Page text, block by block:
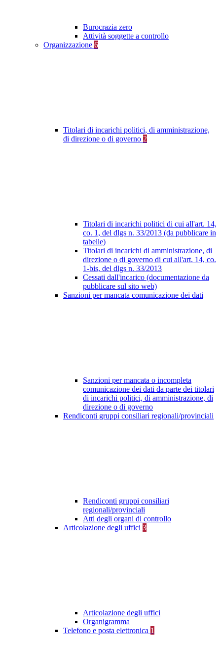
Burocrazia zero
Attività soggette a controllo
Organizzazione 6
Titolari di incarichi politici, di amministrazione,
di direzione o di governo 2
Titolari di incarichi politici di cui all'art. 14,
co. 1, del dlgs n. 33/2013 (da pubblicare in
tabelle)
Titolari di incarichi di amministrazione, di
direzione o di governo di cui all'art. 14, co.
1-bis, del dlgs n. 33/2013
Cessati dall'incarico (documentazione da
pubblicare sul sito web)
Sanzioni per mancata comunicazione dei dati
Sanzioni per mancata o incompleta
comunicazione dei dati da parte dei titolari
di incarichi politici, di amministrazione, di
direzione o di governo
Rendiconti gruppi consiliari regionali/provinciali
Rendiconti gruppi consiliari
regionali/provinciali
Atti degli organi di controllo
Articolazione degli uffici 3
Articolazione degli uffici
Organigramma
Telefono e posta elettronica 1